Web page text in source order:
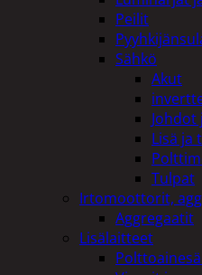
Peilit
Sähkö
Akut
Lisä ja
Tulpat
Irtomoottorit,
Aggregaatit
Lisälaitteet